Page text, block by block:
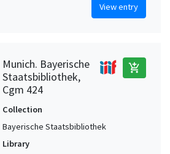
View entry
Munich. Bayerische
Staatsbibliothek,
Cgm 424
add_shopping_cart
Collection
Bayerische Staatsbibliothek
Library